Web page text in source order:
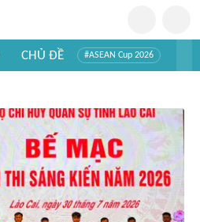
CHỦ ĐỀ #ASEAN Cup 2026